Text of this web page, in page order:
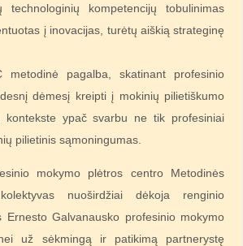
technologinių kompetencijų tobulinimas
į inovacijas, turėtų aiškią strateginę
metodinė pagalba, skatinant profesinio
dėmesį kreipti į mokinių pilietiškumo
kontekste ypač svarbu ne tik profesiniai
pilietinis sąmoningumas.
mokymo plėtros centro Metodinės
nuoširdžiai dėkoja renginio
Ernesto Galvanausko profesinio mokymo
už sėkmingą ir patikimą partnerystę